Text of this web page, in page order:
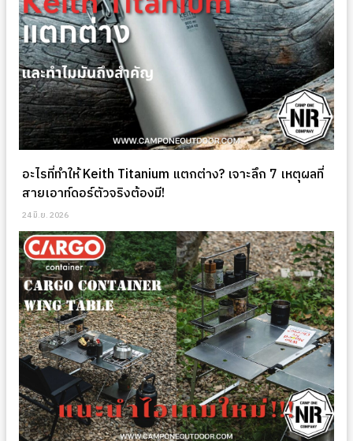
อะไรที่ทำให้ Keith Titanium แตกต่าง? เจาะลึก 7 เหตุผลที่
สายเอาท์ดอร์ตัวจริงต้องมี!
24 มิ.ย. 2026